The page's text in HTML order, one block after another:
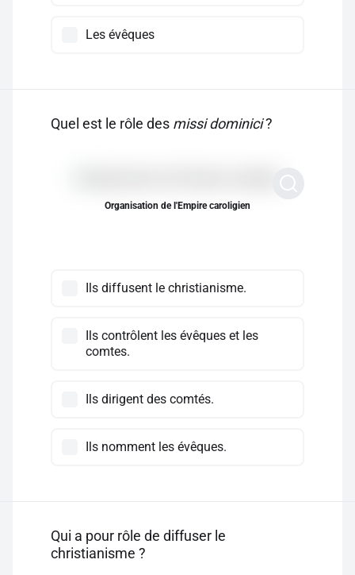
Les évêques
Quel est le rôle des missi dominici?
Organisation de l'Empire caroligien
Ils diffusent le christianisme.
Ils contrôlent les évêques et les
comtes.
Ils dirigent des comtés.
Ils nomment les évêques.
Qui a pour rôle de diffuser le
christianisme ?